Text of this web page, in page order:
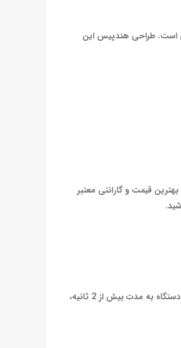
است. طراحی هندپیس این
قیمت و گارانتی معتبر
نیروی مورد نیاز برای گرم شدن سرسوزن این دستگاه توسط یک باتری قوی از نوع لیتیوم آیون تامین می شود. به همین دلیل در صورت نگه داشتن دکمه آماده به کار دستگاه به مدت بیش از 2 ثانیه،